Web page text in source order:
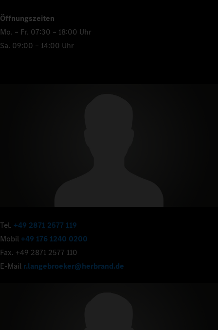
Öffnungszeiten
Mo. – Fr. 07:30 – 18:00 Uhr
Sa. 09:00 – 14:00 Uhr
Tel. +49 2871 2577 119
Mobil+49 176 1240 0200
Fax. +49 2871 2577 110
E-Mail r.langebroeker@herbrand.de